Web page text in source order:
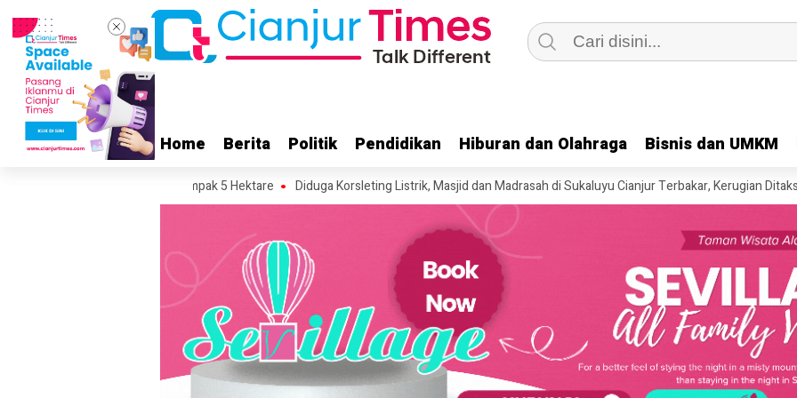
Home Berita Politik Pendidikan Hiburan dan Olahraga Bisnis dan UMKM
Home Berita Politik Pendidikan Hiburan dan Olahraga Bisnis dan UMKM
Area Terdampak 5 Hektare Diduga Korsleting Listrik, Masjid dan Madrasah di Sukaluyu Cianjur Terbakar, Kerugian Ditaksir Rp400